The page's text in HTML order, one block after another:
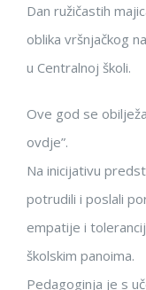
Dan ružičastih
oblika vršnjačkog
u Centralnoj školi.
Ove god se
ovdje”.
Na inicijativu
potrudili i poslali
empatije i
školskim panoima.
Pedagoginja je s